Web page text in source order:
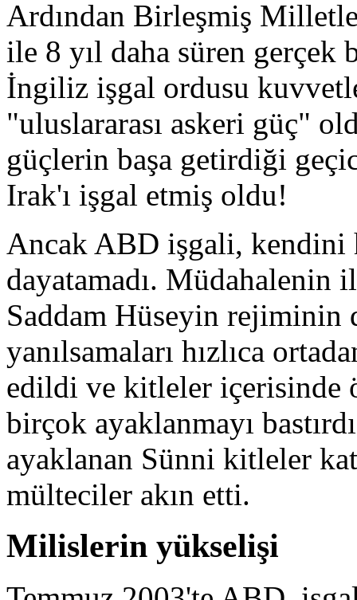
Ardından Birleşmiş
ile 8 yıl daha süren gerçek
İngiliz işgal ordusu
"uluslararası askeri güç"
güçlerin başa getirdiği
Irak'ı işgal etmiş oldu!
Ancak ABD işgali, kendini
dayatamadı. Müdahalenin
Saddam Hüseyin
yanılsamaları hızlıca
edildi ve kitleler içerisinde
birçok ayaklanmayı
ayaklanan Sünni kitleler
mülteciler akın etti.
Milislerin yükselişi